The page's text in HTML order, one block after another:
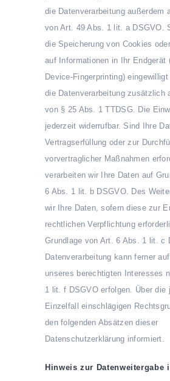
die Datenverarbeitung außerdem
von Art. 49 Abs. 1 lit. a DSGVO.
die Speicherung von Cookies
auf Informationen in Ihr Endgerät
Device-Fingerprinting)
die Datenverarbeitung zusätzlich
von § 25 Abs. 1 TTDSG. Die
jederzeit widerrufbar. Sind Ihre
Vertragserfüllung oder zur
vorvertraglicher Maßnahmen
verarbeiten wir Ihre Daten auf
6 Abs. 1 lit. b DSGVO. Des
wir Ihre Daten, sofern diese zur
rechtlichen Verpflichtung
Grundlage von Art. 6 Abs. 1 lit. c
Datenverarbeitung kann ferner
unseres berechtigten Interesses
1 lit. f DSGVO erfolgen. Über die
Einzelfall einschlägigen
den folgenden Absätzen dieser
Datenschutzerklärung informiert.
Hinweis zur Datenweitergabe